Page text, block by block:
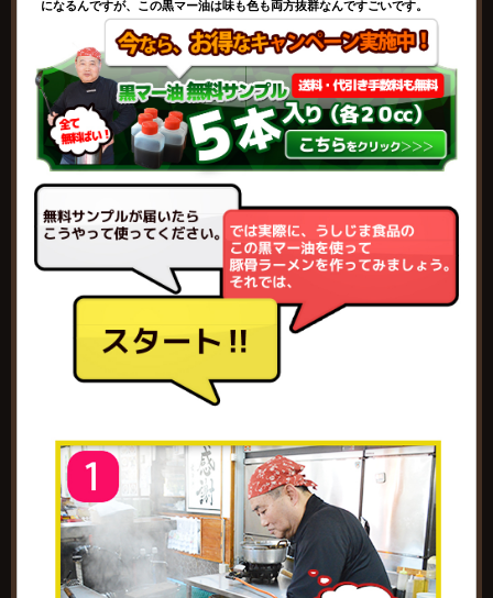
になるんですが、この黒マー油は味も色も両方抜群なんですごいです。